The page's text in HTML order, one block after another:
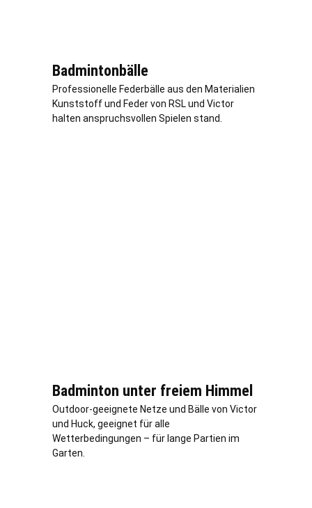
Badmintonbälle
Professionelle Federbälle aus den Materialien
Kunststoff und Feder von RSL und Victor
halten anspruchsvollen Spielen stand.
Badminton unter freiem Himmel
Outdoor-geeignete Netze und Bälle von Victor
und Huck, geeignet für alle
Wetterbedingungen – für lange Partien im
Garten.